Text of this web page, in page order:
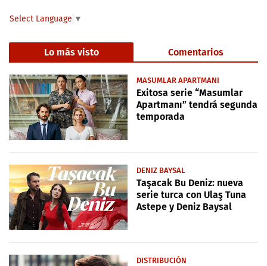
Select Language ▼
Lo más visto Comentarios
MASUMLAR APARTMANI
Exitosa serie “Masumlar
Apartmanı” tendrá segunda
temporada
DENIZ BAYSAL
Taşacak Bu Deniz: nueva
serie turca con Ulaş Tuna
Astepe y Deniz Baysal
DISTRIBUCIÓN